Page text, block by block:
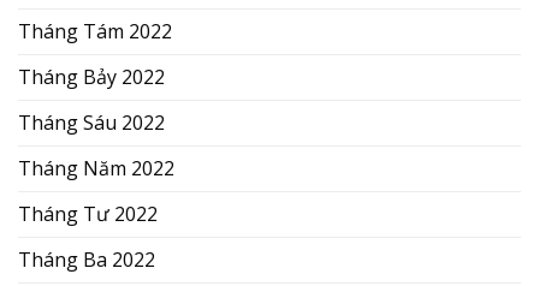
Tháng Tám 2022
Tháng Bảy 2022
Tháng Sáu 2022
Tháng Năm 2022
Tháng Tư 2022
Tháng Ba 2022